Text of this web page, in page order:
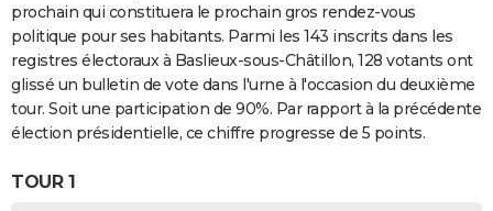
prochain qui constituera le prochain gros rendez-vous
politique pour ses habitants. Parmi les 143 inscrits dans les
registres électoraux à Baslieux-sous-Châtillon, 128 votants ont
glissé un bulletin de vote dans l'urne à l'occasion du deuxième
tour. Soit une participation de 90%. Par rapport à la précédente
élection présidentielle, ce chiffre progresse de 5 points.
TOUR 1